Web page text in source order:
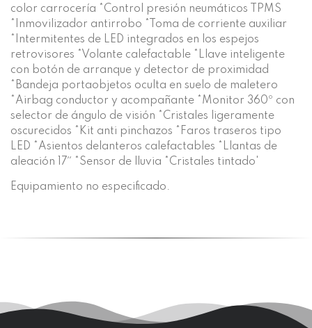
color carrocería *Control presión neumáticos TPMS
*Inmovilizador antirrobo *Toma de corriente auxiliar
*Intermitentes de LED integrados en los espejos
retrovisores *Volante calefactable *Llave inteligente
con botón de arranque y detector de proximidad
*Bandeja portaobjetos oculta en suelo de maletero
*Airbag conductor y acompañante *Monitor 360º con
selector de ángulo de visión *Cristales ligeramente
oscurecidos *Kit anti pinchazos *Faros traseros tipo
LED *Asientos delanteros calefactables *Llantas de
aleación 17´´ *Sensor de lluvia *Cristales tintado'
Equipamiento no especificado.